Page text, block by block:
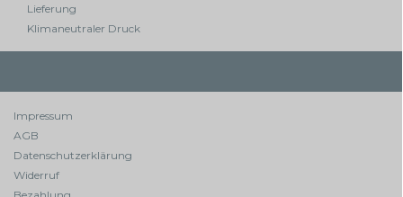
Lieferung
Klimaneutraler Druck
Impressum
AGB
Datenschutzerklärung
Widerruf